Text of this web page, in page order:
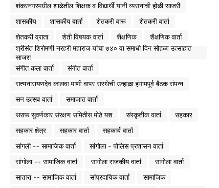
शंकरनगरमधील शाळेतील शिक्षक व विद्यार्थी यांनी व्यसनांची होळी साजरी
शासकीय
शासकीय वार्ता शेतकरी वारू
शेतकरी वार्ता
शेतकरी व्राता
शेती विषयक वार्ता शैक्षणिक
शैक्षणिक वार्ता
श्रीसंत शिरोमणी नरहरी महाराज यांचा ७४० वा समाधी दिन सोहळा उत्साहात
साजरा
संगीत कला वार्ता
संगीत वार्ता
सत्यनारायणदेव कालवा पाणी वापर संस्थेची उन्हाळा हंगामपूर्व बैठक संपन्न
सन उत्सव वार्ता
समाजात वार्ता
सराफ सुवर्णकार संरक्षण समितीस मोठे यश
संस्कृतीक वार्ता
सहकार
सहकार क्षेत्र
सहकार वार्ता
सहकार्य वार्ता
सांगली -- सामाजिक वार्ता
सांगोला - पोलिस प्रशासन वार्ता
सांगोला -- सामाजिक वार्ता
सांगोला राजकीय वार्ता
सांगोला वार्ता
सातारा -- सामाजिक वार्ता
सांप्रदायिक वार्ता
सामाजिक